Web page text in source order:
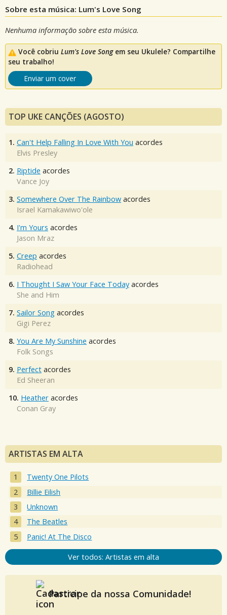
Sobre esta música: Lum's Love Song
Nenhuma informação sobre esta música.
Você cobriu Lum's Love Songem seu Ukulele? Compartilhe
seu trabalho!
Enviar um cover
TOP UKE CANÇÕES (AGOSTO)
1. Can't Help Falling In Love With You acordes
Elvis Presley
2. Riptide acordes
Vance Joy
3. Somewhere Over The Rainbow acordes
Israel Kamakawiwo'ole
4. I'm Yours acordes
Jason Mraz
5. Creep acordes
Radiohead
6. I Thought I Saw Your Face Today acordes
She and Him
7. Sailor Song acordes
Gigi Perez
8. You Are My Sunshine acordes
Folk Songs
9. Perfect acordes
Ed Sheeran
10. Heather acordes
Conan Gray
ARTISTAS EM ALTA
Twenty One Pilots
Billie Eilish
Unknown
The Beatles
Panic! At The Disco
Ver todos: Artistas em alta
Participe da nossa Comunidade!